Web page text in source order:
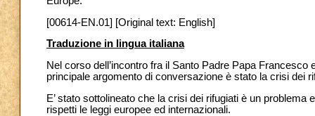
[00614-EN.01] [Original text: English]
Traduzione in lingua italiana
Nel corso dell’incontro fra il Santo Padre Papa
principale argomento di conversazione è stato la crisi dei
E’ stato sottolineato che la crisi dei rifugiati è un
rispetti le leggi europee ed internazionali.